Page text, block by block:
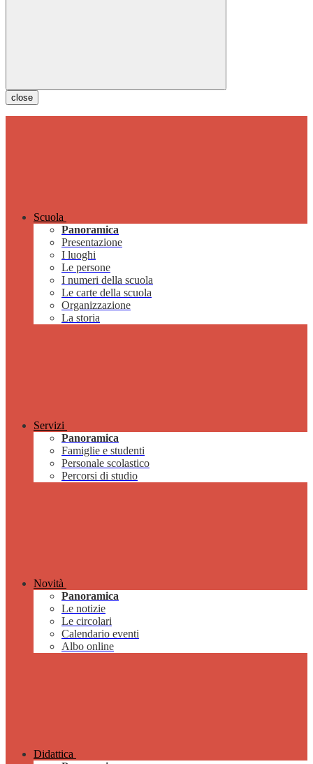
close
Scuola
Panoramica
Presentazione
I luoghi
Le persone
I numeri della scuola
Le carte della scuola
Organizzazione
La storia
Servizi
Panoramica
Famiglie e studenti
Personale scolastico
Percorsi di studio
Novità
Panoramica
Le notizie
Le circolari
Calendario eventi
Albo online
Didattica